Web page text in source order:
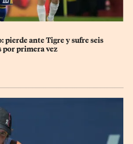
pierde ante Tigre y sufre seis
por primera vez